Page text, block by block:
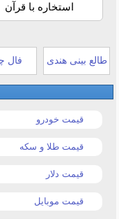
استخاره با قرآن
طالع بینی هندی فال
قیمت خودرو
قیمت طلا و سکه
قیمت دلار
قیمت موبایل